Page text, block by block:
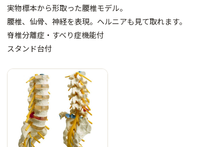
実物標本から形取った腰椎モデル。
腰椎、仙骨、神経を表現。ヘルニアも見て取れます。
脊椎分離症・すべり症機能付
スタンド台付